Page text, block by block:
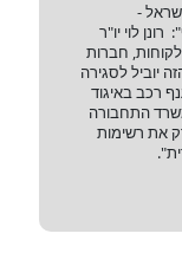
-
לוי יו"ר
חברות
הדבר הזה יוביל לסגירה
רכב באיגוד
התחבורה
לפרק את רשימות